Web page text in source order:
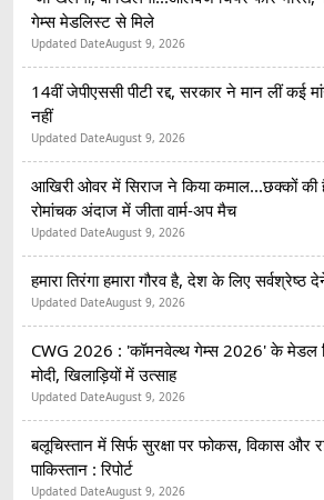
गेम्स मेडलिस्ट से मिले
Updated DateAugust 9, 2026
14वीं जेपीएससी पीटी रद्द, सरकार ने मान लीं कई
नहीं
Updated DateAugust 9, 2026
आखिरी ओवर में सिराज ने किया कमाल...छक्कों की
रोमांचक अंदाज में जीता वार्म-अप मैच
Updated DateAugust 9, 2026
हमारा तिरंगा हमारा गौरव है, देश के लिए सर्वश्रेष्ठ
Updated DateAugust 9, 2026
CWG 2026 : 'कॉमनवेल्थ गेम्स 2026' के मेडल
मोदी, खिलाड़ियों में उत्साह
Updated DateAugust 9, 2026
बलूचिस्तान में सिर्फ सुरक्षा पर फोकस, विकास और
पाकिस्तान : रिपोर्ट
Updated DateAugust 9, 2026